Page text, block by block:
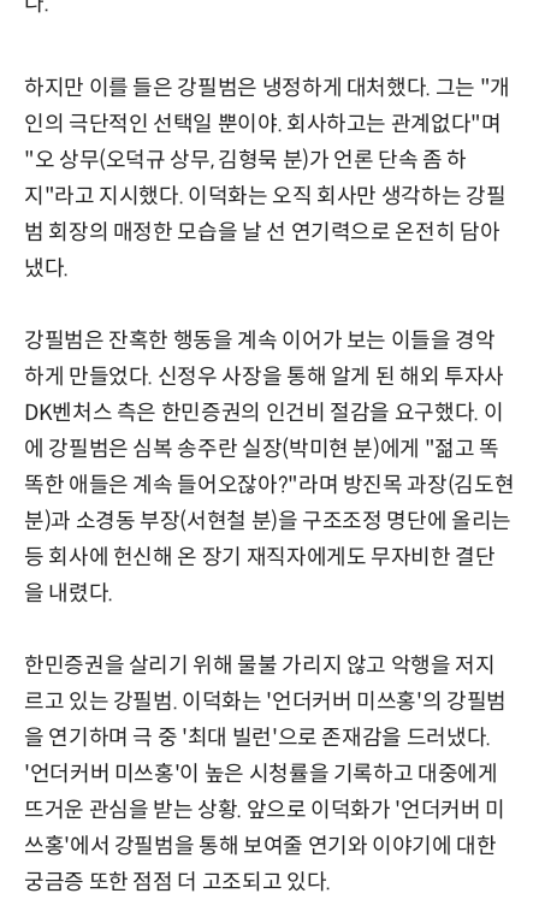
하지만 이를 들은 강필범은 냉정하게 대처했다. 그는 "개
인의 극단적인 선택일 뿐이야. 회사하고는 관계없다"며
"오 상무(오덕규 상무, 김형묵 분)가 언론 단속 좀 하
지"라고 지시했다. 이덕화는 오직 회사만 생각하는 강필
범 회장의 매정한 모습을 날 선 연기력으로 온전히 담아
냈다.
강필범은 잔혹한 행동을 계속 이어가 보는 이들을 경악
하게 만들었다. 신정우 사장을 통해 알게 된 해외 투자사
DK벤처스 측은 한민증권의 인건비 절감을 요구했다. 이
에 강필범은 심복 송주란 실장(박미현 분)에게 "젊고 똑
똑한 애들은 계속 들어오잖아?"라며 방진목 과장(김도현
분)과 소경동 부장(서현철 분)을 구조조정 명단에 올리는
등 회사에 헌신해 온 장기 재직자에게도 무자비한 결단
을 내렸다.
한민증권을 살리기 위해 물불 가리지 않고 악행을 저지
르고 있는 강필범. 이덕화는 '언더커버 미쓰홍'의 강필범
을 연기하며 극 중 '최대 빌런'으로 존재감을 드러냈다.
'언더커버 미쓰홍'이 높은 시청률을 기록하고 대중에게
뜨거운 관심을 받는 상황. 앞으로 이덕화가 '언더커버 미
쓰홍'에서 강필범을 통해 보여줄 연기와 이야기에 대한
궁금증 또한 점점 더 고조되고 있다.